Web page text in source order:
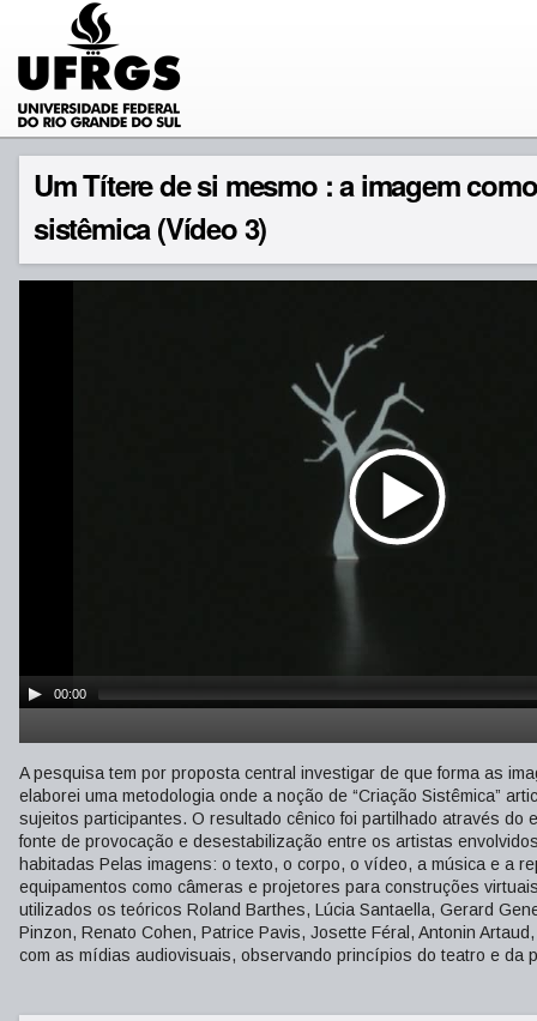
Um Títere de si mesmo : a imagem
sistêmica (Vídeo 3)
00:00
A pesquisa tem por proposta central investigar de que forma as
elaborei uma metodologia onde a noção de “Criação Sistêmica”
sujeitos participantes. O resultado cênico foi partilhado através do
fonte de provocação e desestabilização entre os artistas
habitadas Pelas imagens: o texto, o corpo, o vídeo, a música e a
equipamentos como câmeras e projetores para construções
utilizados os teóricos Roland Barthes, Lúcia Santaella, Gerard
Pinzon, Renato Cohen, Patrice Pavis, Josette Féral, Antonin
com as mídias audiovisuais, observando princípios do teatro e da